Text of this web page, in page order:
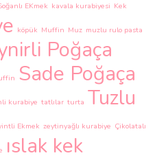
EKmek kavala kurabiyesi Kek
köpük Muffin Muz muzlu rulo pasta
Poğaça
Sade Poğaça
kurabiye tatlılar turta Tuzlu
Ekmek zeytinyağlı kurabiye Çikolatalı
ıslak kek